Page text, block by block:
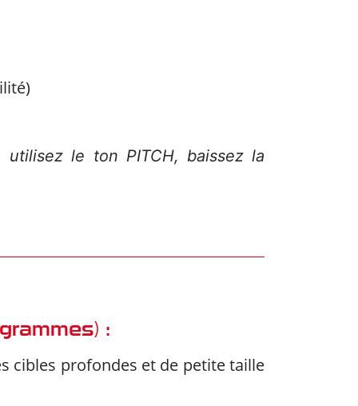
utilisez le ton PITCH, baissez la
:
cibles profondes et de petite taille